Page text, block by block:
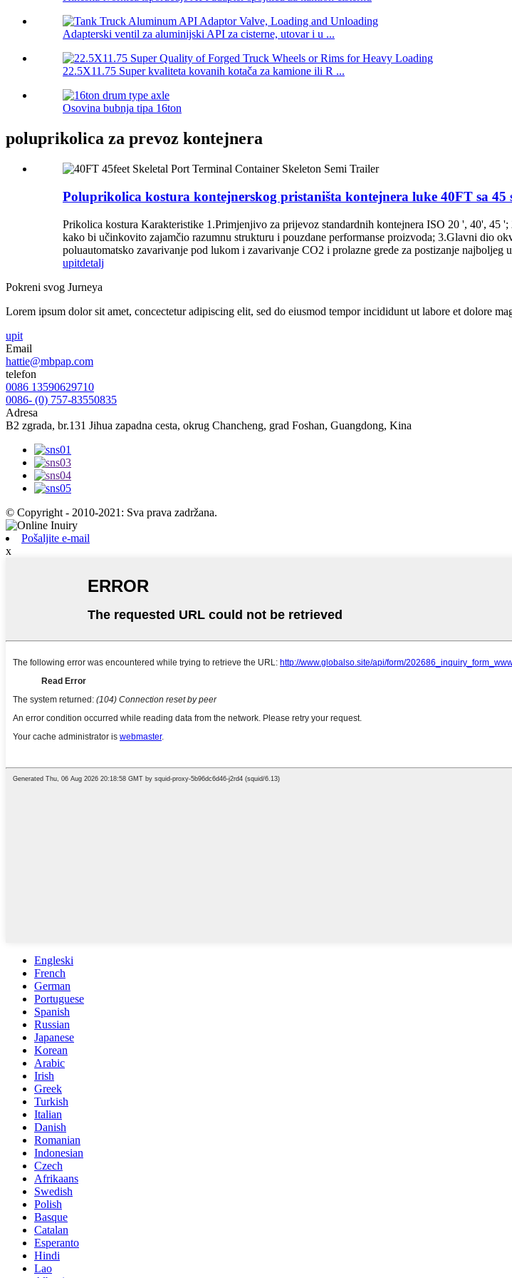
Adapterski ventil za aluminijski API za cisterne, utovar i u ...
22.5X11.75 Super kvaliteta kovanih kotača za kamione ili R ...
Osovina bubnja tipa 16ton
poluprikolica za prevoz kontejnera
Poluprikolica kostura kontejnerskog pristaništa kontejnera luke 40FT sa 45
Prikolica kostura Karakteristike 1.Primjenjivo za prijevoz standardnih kontejnera ISO 20 ', 40', 45
kako bi učinkovito zajamčio razumnu strukturu i pouzdane performanse proizvoda; 3.Glavni dio
poluautomatsko zavarivanje pod lukom i zavarivanje CO2 i prolazne grede za postizanje najboljeg
upitdetalj
Pokreni svog Jurneya
Lorem ipsum dolor sit amet, concectetur adipiscing elit, sed do eiusmod tempor incididunt ut labore et dolore
upit
Email
hattie@mbpap.com
telefon
0086 13590629710
0086- (0) 757-83550835
Adresa
B2 zgrada, br.131 Jihua zapadna cesta, okrug Chancheng, grad Foshan, Guangdong, Kina
© Copyright - 2010-2021: Sva prava zadržana.
Pošaljite e-mail
x
Engleski
French
German
Portuguese
Spanish
Russian
Japanese
Korean
Arabic
Irish
Greek
Turkish
Italian
Danish
Romanian
Indonesian
Czech
Afrikaans
Swedish
Polish
Basque
Catalan
Esperanto
Hindi
Lao